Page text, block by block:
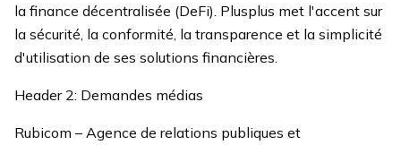
la finance décentralisée (DeFi). Plusplus met l'accent sur
la sécurité, la conformité, la transparence et la simplicité
d'utilisation de ses solutions financières.
Header 2: Demandes médias
Rubicom – Agence de relations publiques et